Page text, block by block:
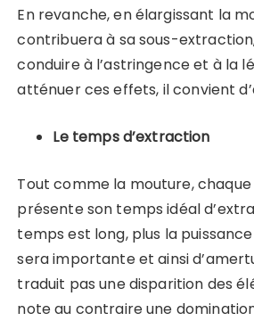
En revanche, en élargissant la
contribuera à sa sous-
conduire à l’astringence et à la
atténuer ces effets, il convient
Le temps d’extraction
Tout comme la mouture,
présente son temps idéal
temps est long, plus la
sera importante et ainsi
traduit pas une disparition des
note au contraire une